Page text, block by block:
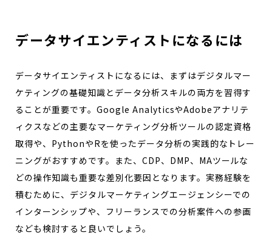
データサイエンティストになるには
データサイエンティストになるには、まずはデジタルマー
ケティングの基礎知識とデータ分析スキルの両方を習得す
ることが重要です。Google AnalyticsやAdobeアナリテ
ィクスなどの主要なマーケティング分析ツールの認定資格
取得や、PythonやRを使ったデータ分析の実践的なトレー
ニングがおすすめです。また、CDP、DMP、MAツールな
どの操作知識も重要な差別化要因となります。実務経験を
積むために、デジタルマーケティングエージェンシーでの
インターンシップや、フリーランスでの分析案件への参画
なども検討すると良いでしょう。